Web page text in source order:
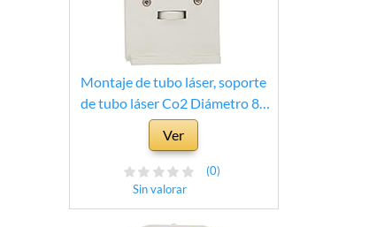
Montaje de tubo láser, soporte
de tubo láser Co2 Diámetro 80
mm Soporte Montaje de soporte
flexible para grabado y corte
Ver
Sin valorar
(0)